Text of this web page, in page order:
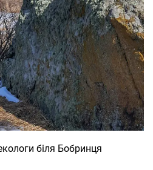
біля Бобринця